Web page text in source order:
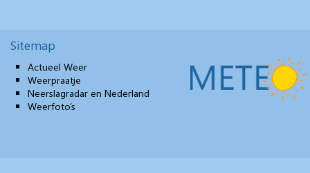
Sitemap
Actueel Weer
Weerpraatje
Neerslagradar en Nederland
Weerfoto’s